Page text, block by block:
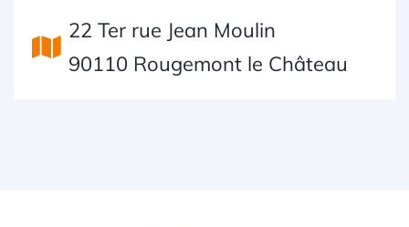
22 Ter rue Jean Moulin
90110 Rougemont le Château